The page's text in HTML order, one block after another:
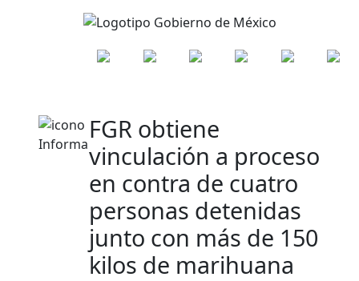
FGR obtiene
vinculación a proceso
en contra de cuatro
personas detenidas
junto con más de 150
kilos de marihuana